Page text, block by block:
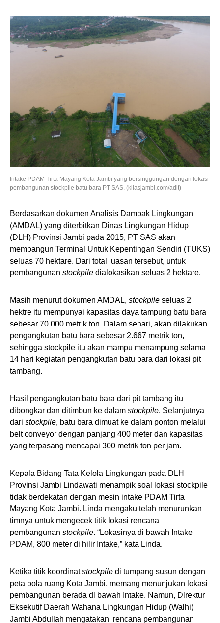
Intake PDAM Tirta Mayang Kota Jambi yang bersinggungan dengan lokasi
pembangunan stockpile batu bara PT SAS. (kilasjambi.com/adit)
Berdasarkan dokumen Analisis Dampak Lingkungan
(AMDAL) yang diterbitkan Dinas Lingkungan Hidup
(DLH) Provinsi Jambi pada 2015, PT SAS akan
membangun Terminal Untuk Kepentingan Sendiri (TUKS)
seluas 70 hektare. Dari total luasan tersebut, untuk
pembangunan stockpile dialokasikan seluas 2 hektare.
Masih menurut dokumen AMDAL, stockpile seluas 2
hektre itu mempunyai kapasitas daya tampung batu bara
sebesar 70.000 metrik ton. Dalam sehari, akan dilakukan
pengangkutan batu bara sebesar 2.667 metrik ton,
sehingga stockpile itu akan mampu menampung selama
14 hari kegiatan pengangkutan batu bara dari lokasi pit
tambang.
Hasil pengangkutan batu bara dari pit tambang itu
dibongkar dan ditimbun ke dalam stockpile. Selanjutnya
dari stockpile, batu bara dimuat ke dalam ponton melalui
belt conveyor dengan panjang 400 meter dan kapasitas
yang terpasang mencapai 300 metrik ton per jam.
Kepala Bidang Tata Kelola Lingkungan pada DLH
Provinsi Jambi Lindawati menampik soal lokasi stockpile
tidak berdekatan dengan mesin intake PDAM Tirta
Mayang Kota Jambi. Linda mengaku telah menurunkan
timnya untuk mengecek titik lokasi rencana
pembangunan stockpile. “Lokasinya di bawah Intake
PDAM, 800 meter di hilir Intake,” kata Linda.
Ketika titik koordinatstockpile di tumpang susun dengan
peta pola ruang Kota Jambi, memang menunjukan lokasi
pembangunan berada di bawah Intake. Namun, Direktur
Eksekutif Daerah Wahana Lingkungan Hidup (Walhi)
Jambi Abdullah mengatakan, rencana pembangunan